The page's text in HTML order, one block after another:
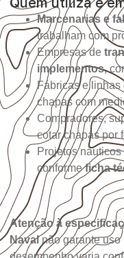
Marcenarias e
trabalham com
Empresas de
implementos,
Fábricas e linhas
chapas com
Compradores,
cotar chapas por
Projetos
conformeficha
Atenção à
Navalnão garante uso